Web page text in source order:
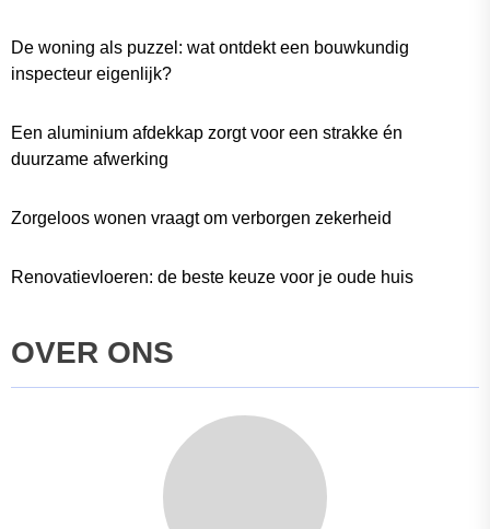
De woning als puzzel: wat ontdekt een bouwkundig
inspecteur eigenlijk?
Een aluminium afdekkap zorgt voor een strakke én
duurzame afwerking
Zorgeloos wonen vraagt om verborgen zekerheid
Renovatievloeren: de beste keuze voor je oude huis
OVER ONS